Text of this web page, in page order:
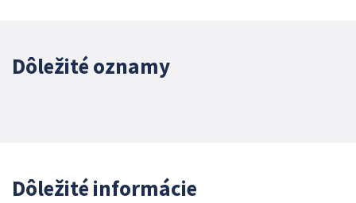
Dôležité oznamy
Dôležité informácie